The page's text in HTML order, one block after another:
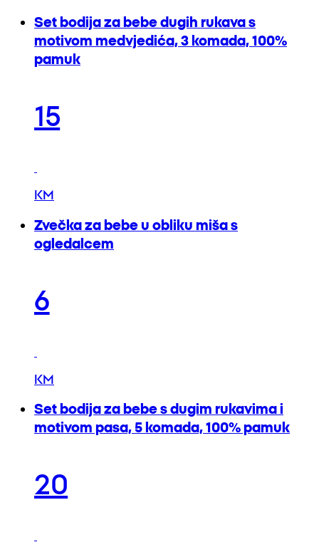
Set bodija za bebe dugih rukava s
motivom medvjedića, 3 komada, 100%
pamuk
15
KM
Zvečka za bebe u obliku miša s
ogledalcem
6
KM
Set bodija za bebe s dugim rukavima i
motivom pasa, 5 komada, 100% pamuk
20